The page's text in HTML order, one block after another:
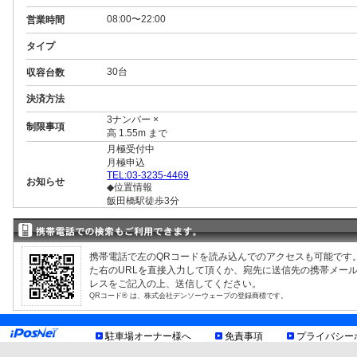
営業時間 08:00〜22:00
タイプ
収容台数 30台
決済方法
制限事項
3ナンバー ×
高 1.55m まで
お知らせ
月極受付中
月極申込
TEL:03-3235-4469
◆位置情報
飯田橋駅徒歩3分
携帯電話で左のQRコードを読み込んでのアクセスも可能です
た右のURLを直接入力して頂くか、宛先に送信先の携帯メー
レスをご記入の上、送信してください。
QRコード® は、株式会社デンソーウェーブの登録商標です。
駐車場オーナー様へ 免責事項 プライバシー